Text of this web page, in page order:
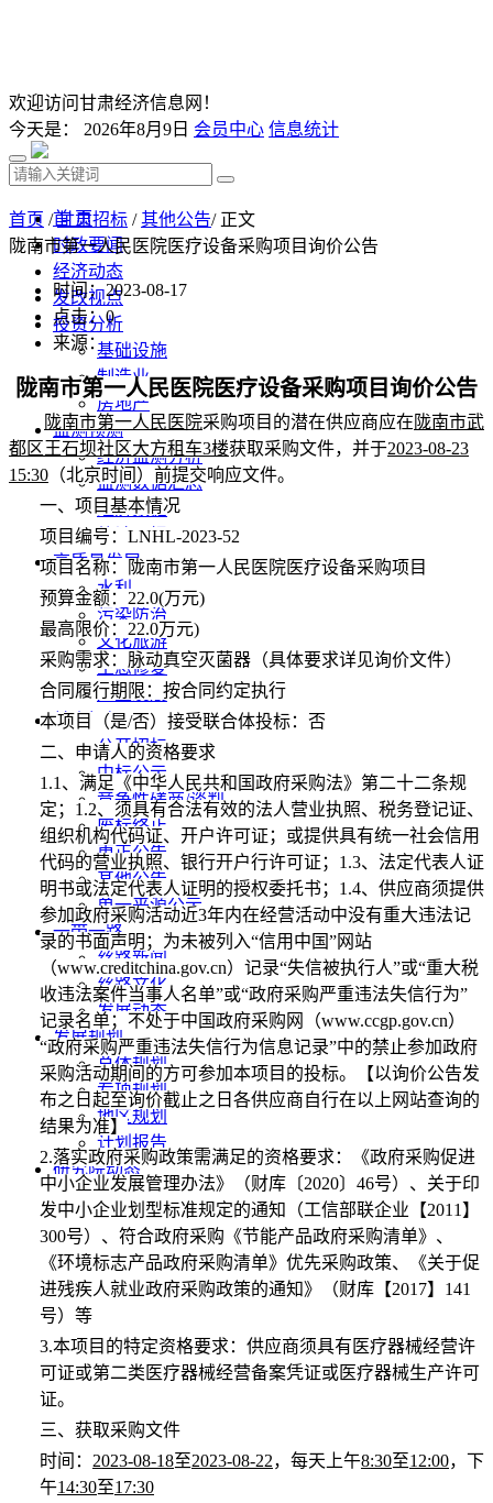
欢迎访问甘肃经济信息网！
今天是： 2026年8月9日 会员中心 信息统计
首 页
时政要闻
经济动态
发改视点
投资分析
基础设施
制造业
房地产
监测预测
经济监测分析
监测数据汇总
经济数据
统计公报
高质量发展
水利
污染防治
文化旅游
生态修复
产业发展
甘肃招标
公开招标
中标公示
竞争性磋商/谈判
废标终止
更正公告
其他公告
单一来源公示
一带一路
丝路新闻
丝路文化
发展动态
发展规划
总体规划
专项规划
地区规划
计划报告
研究院动态
首页 /甘肃招标 /其他公告/ 正文
陇南市第一人民医院医疗设备采购项目询价公告
时间：2023-08-17
点击：0
来源：
陇南市第一人民医院医疗设备采购项目询价公告
陇南市第一人民医院采购项目的潜在供应商应在 陇南市武
都区王石坝社区大方租车3楼获取采购文件，并于2023-08-23
15:30 （北京时间）前提交响应文件。
一、项目基本情况
项目编号： LNHL-2023-52
项目名称：陇南市第一人民医院医疗设备采购项目
预算金额： 22.0(万元)
最高限价： 22.0万元)
采购需求：脉动真空灭菌器（具体要求详见询价文件）
合同履行期限：按合同约定执行
本项目（是/否）接受联合体投标：否
二、申请人的资格要求
1.1、满足《中华人民共和国政府采购法》第二十二条规
定；1.2、须具有合法有效的法人营业执照、税务登记证、
组织机构代码证、开户许可证；或提供具有统一社会信用
代码的营业执照、银行开户行许可证；1.3、法定代表人证
明书或法定代表人证明的授权委托书；1.4、供应商须提供
参加政府采购活动近3年内在经营活动中没有重大违法记
录的书面声明；为未被列入“信用中国”网站
（www.creditchina.gov.cn）记录“失信被执行人”或“重大税
收违法案件当事人名单”或“政府采购严重违法失信行为”
记录名单；不处于中国政府采购网（www.ccgp.gov.cn）
“政府采购严重违法失信行为信息记录”中的禁止参加政府
采购活动期间的方可参加本项目的投标。【以询价公告发
布之日起至询价截止之日各供应商自行在以上网站查询的
结果为准】
2.落实政府采购政策需满足的资格要求：《政府采购促进
中小企业发展管理办法》（财库〔2020〕46号）、关于印
发中小企业划型标准规定的通知（工信部联企业【2011】
300号）、符合政府采购《节能产品政府采购清单》、
《环境标志产品政府采购清单》优先采购政策、《关于促
进残疾人就业政府采购政策的通知》（财库【2017】141
号）等
3.本项目的特定资格要求：供应商须具有医疗器械经营许
可证或第二类医疗器械经营备案凭证或医疗器械生产许可
证。
三、获取采购文件
时间： 2023-08-18至2023-08-22，每天上午8:30至12:00，下
午14:30至17:30